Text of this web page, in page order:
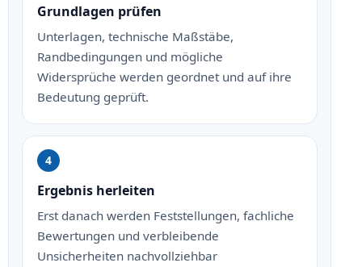
Grundlagen prüfen
Unterlagen, technische Maßstäbe,
Randbedingungen und mögliche
Widersprüche werden geordnet und auf ihre
Bedeutung geprüft.
Ergebnis herleiten
Erst danach werden Feststellungen, fachliche
Bewertungen und verbleibende
Unsicherheiten nachvollziehbar